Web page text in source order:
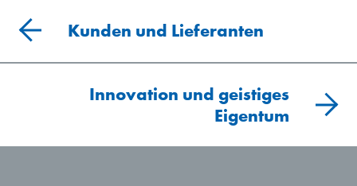
Kunden und Lieferanten
Innovation und geistiges
Eigentum